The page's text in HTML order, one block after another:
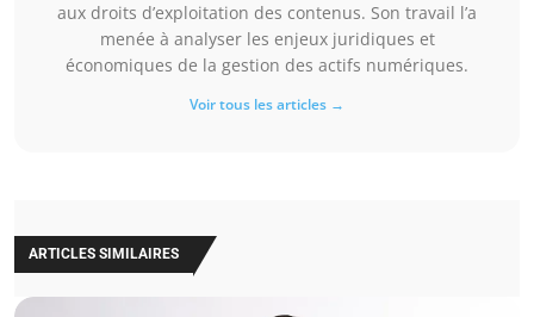
aux droits d’exploitation des contenus. Son travail l’a
menée à analyser les enjeux juridiques et
économiques de la gestion des actifs numériques.
Voir tous les articles →
ARTICLES SIMILAIRES